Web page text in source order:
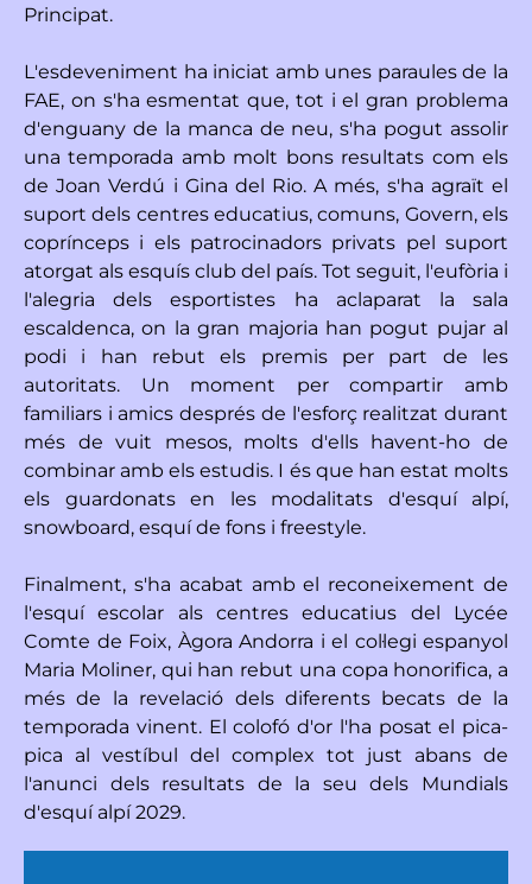
Principat.
L'esdeveniment ha iniciat amb unes paraules de la
FAE, on s'ha esmentat que, tot i el gran problema
d'enguany de la manca de neu, s'ha pogut assolir
una temporada amb molt bons resultats com els
de Joan Verdú i Gina del Rio. A més, s'ha agraït el
suport dels centres educatius, comuns, Govern, els
coprínceps i els patrocinadors privats pel suport
atorgat als esquís club del país. Tot seguit, l'eufòria i
l'alegria dels esportistes ha aclaparat la sala
escaldenca, on la gran majoria han pogut pujar al
podi i han rebut els premis per part de les
autoritats. Un moment per compartir amb
familiars i amics després de l'esforç realitzat durant
més de vuit mesos, molts d'ells havent-ho de
combinar amb els estudis. I és que han estat molts
els guardonats en les modalitats d'esquí alpí,
snowboard, esquí de fons i freestyle.
Finalment, s'ha acabat amb el reconeixement de
l'esquí escolar als centres educatius del Lycée
Comte de Foix, Àgora Andorra i el col·legi espanyol
Maria Moliner, qui han rebut una copa honorifica, a
més de la revelació dels diferents becats de la
temporada vinent. El colofó d'or l'ha posat el pica-
pica al vestíbul del complex tot just abans de
l'anunci dels resultats de la seu dels Mundials
d'esquí alpí 2029.